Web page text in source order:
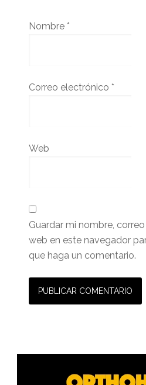
Nombre *
Correo electrónico *
Web
Guardar mi nombre,
web en este navegador
que haga un comentario.
Barra